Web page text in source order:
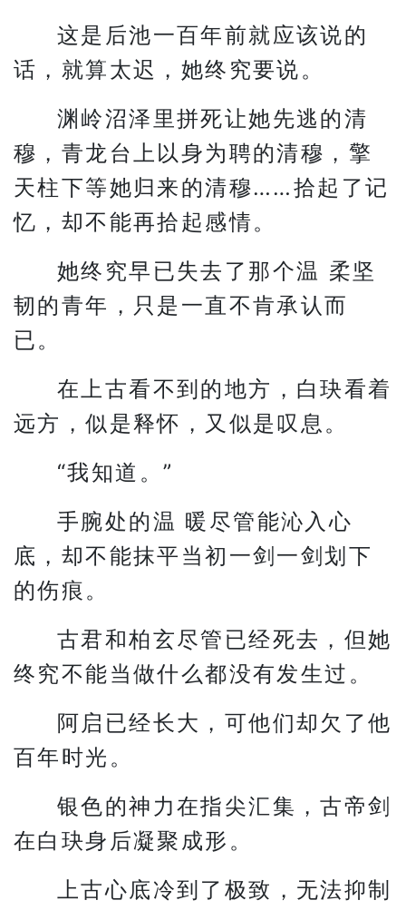
这是后池一百年前就应该说的
话，就算太迟，她终究要说。
渊岭沼泽里拼死让她先逃的清
穆，青龙台上以身为聘的清穆，擎
天柱下等她归来的清穆……拾起了记
忆，却不能再拾起感情。
她终究早已失去了那个温 柔坚
韧的青年，只是一直不肯承认而
已。
在上古看不到的地方，白玦看着
远方，似是释怀，又似是叹息。
“我知道。”
手腕处的温 暖尽管能沁入心
底，却不能抹平当初一剑一剑划下
的伤痕。
古君和柏玄尽管已经死去，但她
终究不能当做什么都没有发生过。
阿启已经长大，可他们却欠了他
百年时光。
银色的神力在指尖汇集，古帝剑
在白玦身后凝聚成形。
上古心底冷到了极致，无法抑制